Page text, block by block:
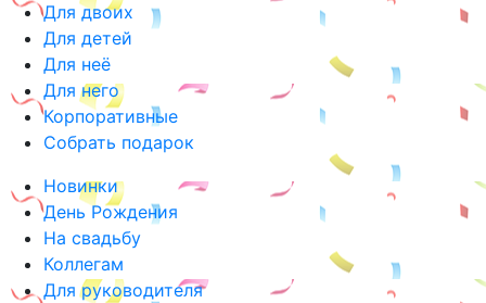
Для двоих
Для детей
Для неё
Для него
Корпоративные
Собрать подарок
Новинки
День Рождения
На свадьбу
Коллегам
Для руководителя